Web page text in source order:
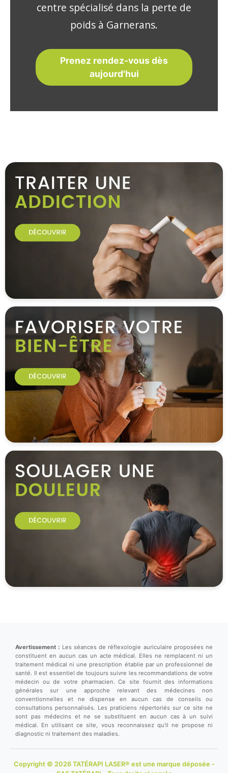
centre spécialisé dans la perte de
poids à Garnerans.
Prenez rendez-vous dès
aujourd'hui
Avertissement : Les séances de réflexologie auriculaire proposées ne
constituent en aucun cas un acte médical. Elles ne remplacent ni un
traitement médical ni une prescription établie par un professionnel de
santé. Il est essentiel de toujours suivre les recommandations de votre
médecin ou de votre pharmacien. Ce site fournit des informations
générales sur une approche relevant des médecines non
conventionnelles et ne dispense en aucun cas de conseils ou
consultations personnalisés. Les praticiens répertoriés sur ce site ne
sont pas médecins et ne se substituent en aucun cas à un suivi
médical. En utilisant ce site, vous reconnaissez qu'il ne propose ni
diagnostic ni traitement des maladies.
Copyright © 2026 TATÉRAPI LASER® est une marque déposée -